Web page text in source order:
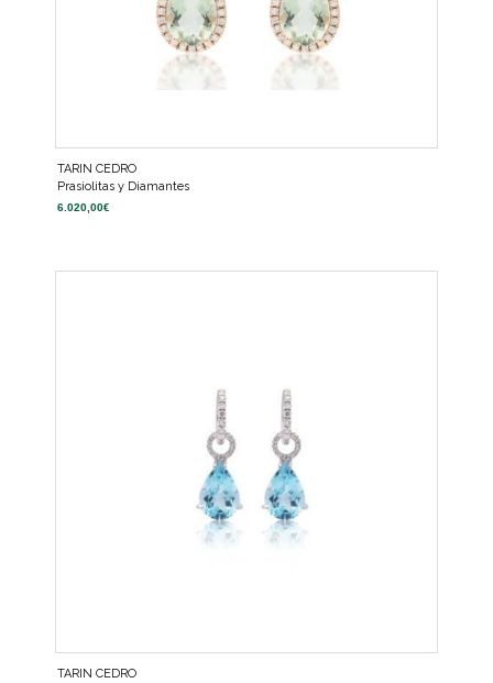
TARIN CEDRO
Prasiolitas y Diamantes
6.020,00€
TARIN CEDRO